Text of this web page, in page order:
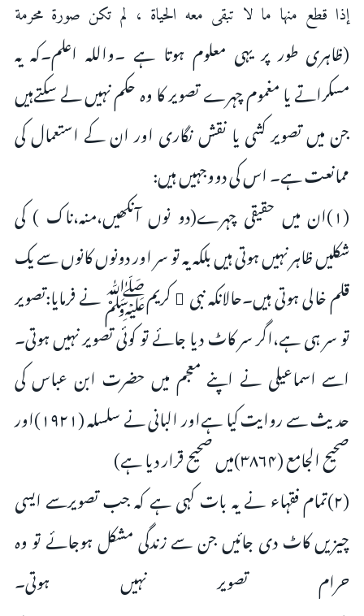
إذا قطع منها ما لا تبقى معه الحياة ، لم تكن صورة محرمة
(ظاہری طور پر یہی معلوم ہوتا ہے ۔واللہ اعلم۔کہ یہ
مسکراتے یا مغموم چہرے تصویر کا وہ حکم نہیں لے سکتےہیں
جن میں تصویر کشی یا نقش نگاری اور ان کے استعمال کی
ممانعت ہے۔ اس کی دووجہیں ہیں:
(۱)ان میں حقیقی چہرے(دو نوں آنکھیں،منہ،ناک ) کی
شکلیں ظاہر نہیں ہوتی ہیں بلکہ یہ تو سر اور دونوں کانوں سے یک
قلم خالی ہوتی ہیں۔حالانکہ نبی ٔ کریمﷺ نے فرمایا:تصویر
تو سر ہی ہے،اگر سر کاٹ دیا جائے تو کوئی تصویر نہیں ہوتی۔
اسے اسماعیلی نے اپنے معجم میں حضرت ابن عباس کی
حدیث سے روایت کیا ہےاور البانی نے سلسلہ (۱۹۲۱)اور
صحیح الجامع (۳۸۶۴)میں صحیح قرار دیا ہے)
(۲)تمام فقہاء نے یہ بات کہی ہے کہ جب تصویرسے ایسی
چیزیں کاٹ دی جائیں جن سے زندگی مشکل ہوجائے تو وہ
حرام تصویر نہیں ہوتی۔